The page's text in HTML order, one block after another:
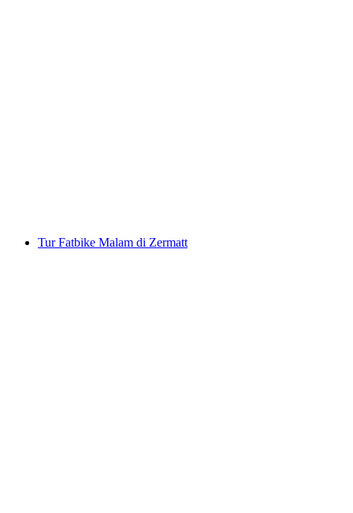
Tur Fatbike Malam di Zermatt